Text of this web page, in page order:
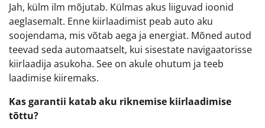
Jah, külm ilm mõjutab. Külmas akus liiguvad ioonid
aeglasemalt. Enne kiirlaadimist peab auto aku
soojendama, mis võtab aega ja energiat. Mõned autod
teevad seda automaatselt, kui sisestate navigaatorisse
kiirlaadija asukoha. See on akule ohutum ja teeb
laadimise kiiremaks.
Kas garantii katab aku riknemise kiirlaadimise
tõttu?